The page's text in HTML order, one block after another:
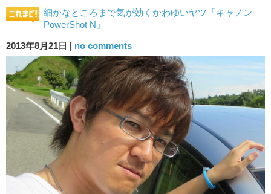
細かなところまで気が効くかわゆいヤツ「キャノン
PowerShot N」
2013年8月21日 | no comments